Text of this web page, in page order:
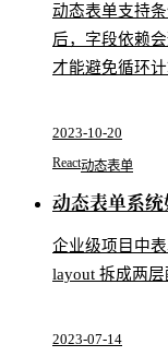
动态表单支持
后，字段依赖
才能避免循环计
2023-10-20
React动态表单
动态表单系
企业级项目中
layout 拆成两
2023-07-14